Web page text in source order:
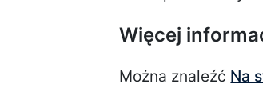
Więcej
Można znaleźć Na